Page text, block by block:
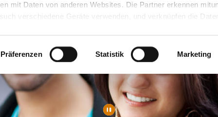
mit Daten von anderen Websites. Die Partner erkennen
verschiedene Geräte verwenden, und verknüpfen die Daten
Daten führen kann.
unserenDatenschutzhinweisenund in unsererCookie-
Funktionen für diese Zwecke aktiviert sind, müssen Sie
können mittels nachfolgender Buttons über Ihre Einwilligung für
erteilte Einwilligung stets für die Zukunft widerrufen. Bitte
Präferenzen Statistik Marketing